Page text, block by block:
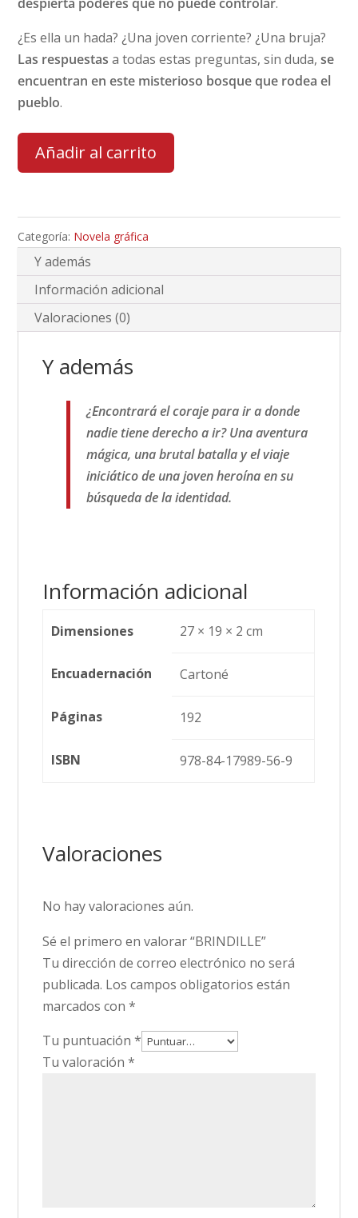
¿Es ella un hada? ¿Una joven corriente? ¿Una bruja?
Las respuestas a todas estas preguntas, sin duda,se
encuentran en este misterioso bosque que rodea el
pueblo.
Añadir al carrito
Categoría: Novela gráfica
Y además
Información adicional
Valoraciones (0)
Y además
¿Encontrará el coraje para ir a donde
nadie tiene derecho a ir? Una aventura
mágica, una brutal batalla y el viaje
iniciático de una joven heroína en su
búsqueda de la identidad.
Información adicional
Dimensiones 27 × 19 × 2 cm
Encuadernación Cartoné
Páginas 192
ISBN 978-84-17989-56-9
Valoraciones
No hay valoraciones aún.
Sé el primero en valorar “BRINDILLE”
Tu dirección de correo electrónico no será
publicada. Los campos obligatorios están
marcados con*
Tu puntuación*
Tu valoración*